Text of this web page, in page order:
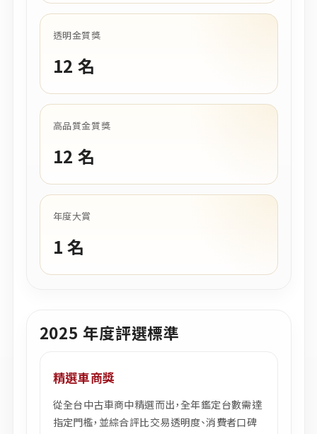
透明金質獎
12 名
高品質金質獎
12 名
年度大賞
1 名
2025 年度評選標準
精選車商獎
從全台中古車商中精選而出，全年鑑定台數需達
指定門檻，並綜合評比交易透明度、消費者口碑